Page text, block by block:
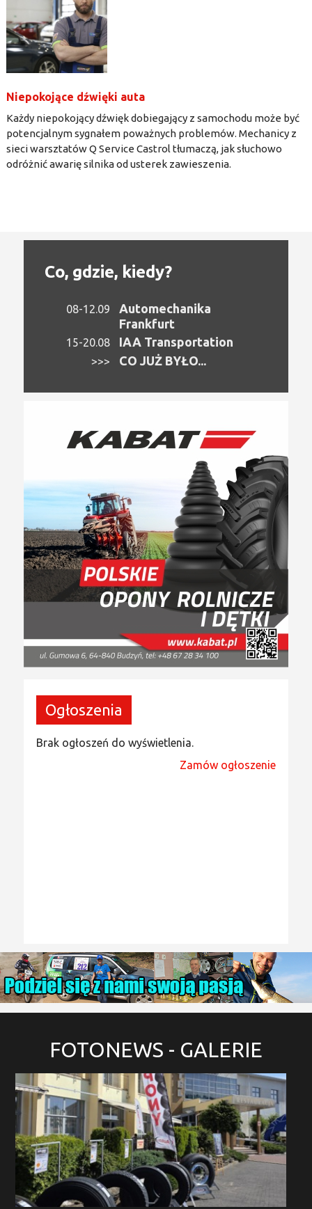
Niepokojące dźwięki auta
Każdy niepokojący dźwięk dobiegający z samochodu może być
potencjalnym sygnałem poważnych problemów. Mechanicy z
sieci warsztatów Q Service Castrol tłumaczą, jak słuchowo
odróżnić awarię silnika od usterek zawieszenia.
Co, gdzie, kiedy?
08-12.09
Automechanika
Frankfurt
15-20.08 IAA Transportation
>>> CO JUŻ BYŁO...
Ogłoszenia
Brak ogłoszeń do wyświetlenia.
Zamów ogłoszenie
FOTONEWS - GALERIE